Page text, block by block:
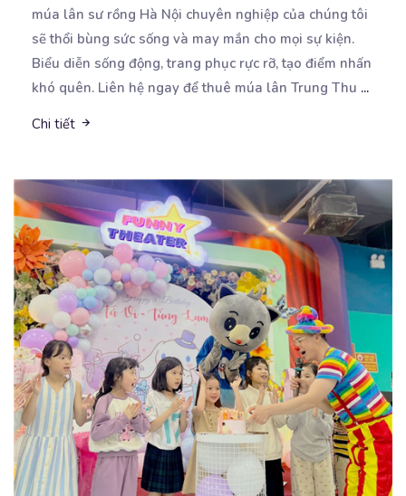
múa lân sư rồng Hà Nội chuyên nghiệp của chúng tôi
sẽ thổi bùng sức sống và may mắn cho mọi sự kiện.
Biểu diễn sống động, trang phục rực rỡ, tạo điểm nhấn
khó quên. Liên hệ ngay để thuê múa lân Trung Thu ...
Chi tiết